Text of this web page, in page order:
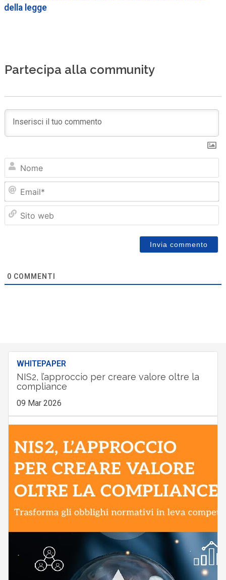
della legge
Partecipa alla community
0 COMMENTI
WHITEPAPER
NIS2, l’approccio per creare valore oltre la
compliance
09 Mar 2026